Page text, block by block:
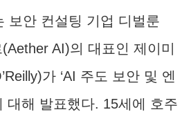
보안 컨설팅 기업 디벌룬
AI)의 대표인 제이미
가 ‘AI 주도 보안 및 엔
대해 발표했다. 15세에 호주